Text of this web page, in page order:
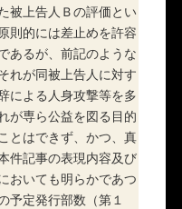
被上告人Ｂの評価とい
則的には差止めを許容
あるが、前記のような
れが同被上告人に対す
による人身攻撃等を多
が専ら公益を図る目的
とはできず、かつ、真
件記事の表現内容及び
おいても明らかであつ
予定発行部数（第１